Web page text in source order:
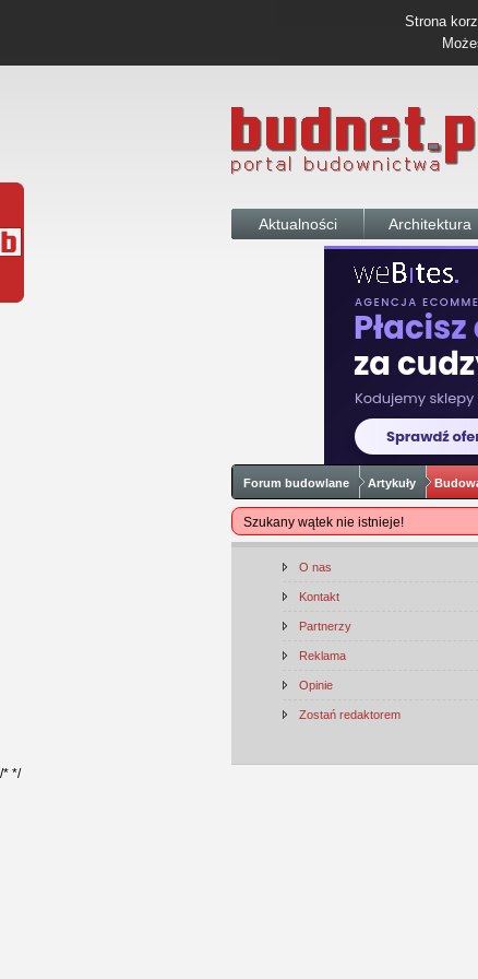
Strona
Aktualności Architektura
Forum budowlane Artykuły
Szukany wątek nie istnieje!
O nas
Kontakt
Partnerzy
Reklama
Opinie
Zostań redaktorem
/* */